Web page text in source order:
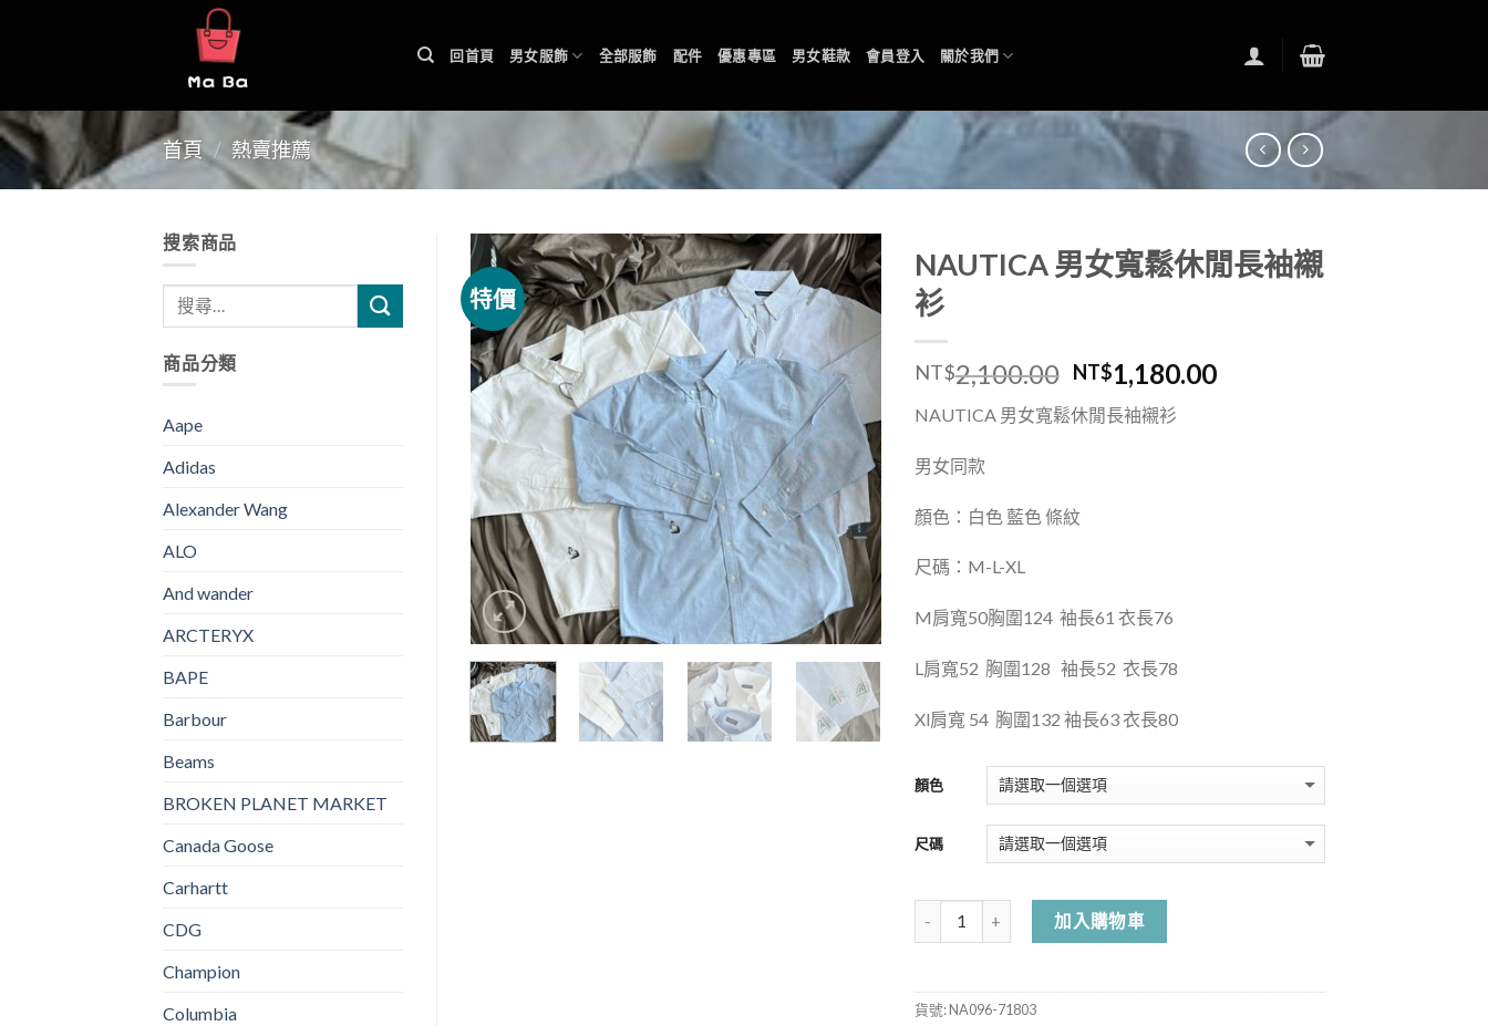
回首頁 男女服飾 全部服飾 配件 優惠專區 男女鞋款 會員登入 關於我們
首頁 / 熱賣推薦
特價
NAUTICA 男女寬鬆休閒長袖襯
衫
NT$2,100.00 NT$1,180.00
NAUTICA 男女寬鬆休閒長袖襯衫
男女同款
顏色：白色 藍色 條紋
尺碼： M-L-XL
M肩寬50胸圍124 袖長61 衣長76
L肩寬52 胸圍128 袖長52 衣長78
Xl肩寬 54 胸圍132 袖長63衣長80
顏色
尺碼
加入購物車
貨號:NA096-71803
搜索商品
商品分類
Aape
Adidas
Alexander Wang
ALO
And wander
ARCTERYX
BAPE
Barbour
Beams
BROKEN PLANET MARKET
Canada Goose
Carhartt
CDG
Champion
Columbia